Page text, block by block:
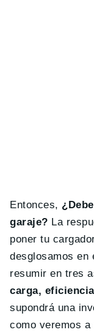
Entonces,
garaje? La
poner tu
desglosamos en
resumir en tres
carga,
supondrá una
como veremos